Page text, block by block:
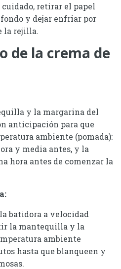
retirar el papel
y dejar enfriar por
la rejilla.
de la crema de
y la margarina del
anticipación para que
ambiente (pomada):
y media antes, y la
hora antes de comenzar la
batidora a velocidad
la mantequilla y la
ambiente
hasta que blanqueen y